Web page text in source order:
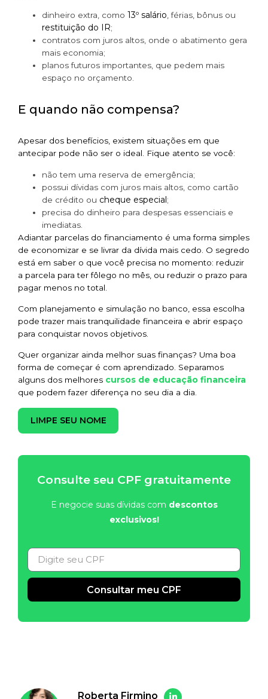
dinheiro extra, como 13º salário, férias, bônus ou
restituição do IR;
contratos com juros altos, onde o abatimento gera
mais economia;
planos futuros importantes, que pedem mais
espaço no orçamento.
E quando não compensa?
Apesar dos benefícios, existem situações em que
antecipar pode não ser o ideal. Fique atento se você:
não tem uma reserva de emergência;
possui dívidas com juros mais altos, como cartão
de crédito ou cheque especial;
precisa do dinheiro para despesas essenciais e
imediatas.
Adiantar parcelas do financiamento é uma forma simples
de economizar e se livrar da dívida mais cedo. O segredo
está em saber o que você precisa no momento: reduzir
a parcela para ter fôlego no mês, ou reduzir o prazo para
pagar menos no total.
Com planejamento e simulação no banco, essa escolha
pode trazer mais tranquilidade financeira e abrir espaço
para conquistar novos objetivos.
Quer organizar ainda melhor suas finanças? Uma boa
forma de começar é com aprendizado. Separamos
alguns dos melhores cursos de educação financeira
que podem fazer diferença no seu dia a dia.
LIMPE SEU NOME
Consulte seu CPF gratuitamente
E negocie suas dívidas com descontos
exclusivos!
Consultar meu CPF
Roberta Firmino